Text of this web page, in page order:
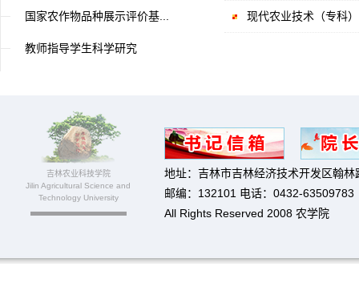
国家农作物品种展示评价基...
教师指导学生科学研究
现代农业技术（专科）
吉林农业科技学院
Jilin Agricultural Science and
Technology University
地址：吉林市吉林经济技术开发区翰林
邮编：132101 电话：0432-63509783
All Rights Reserved 2008 农学院